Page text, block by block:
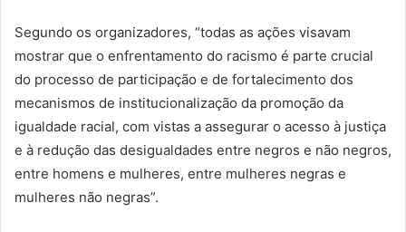
Segundo os organizadores, “todas as ações visavam
mostrar que o enfrentamento do racismo é parte crucial
do processo de participação e de fortalecimento dos
mecanismos de institucionalização da promoção da
igualdade racial, com vistas a assegurar o acesso à justiça
e à redução das desigualdades entre negros e não negros,
entre homens e mulheres, entre mulheres negras e
mulheres não negras”.